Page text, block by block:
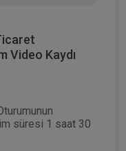
Video Kaydı
süresi 1 saat 30